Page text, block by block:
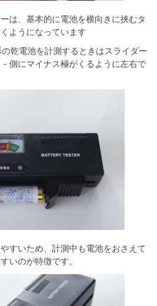
は、基本的に電池を横向きに挟むタ
ようになっています
乾電池を計測するときはスライダー
側にマイナス極がくるように左右で
すいため、計測中も電池をおさえて
いのが特徴です。